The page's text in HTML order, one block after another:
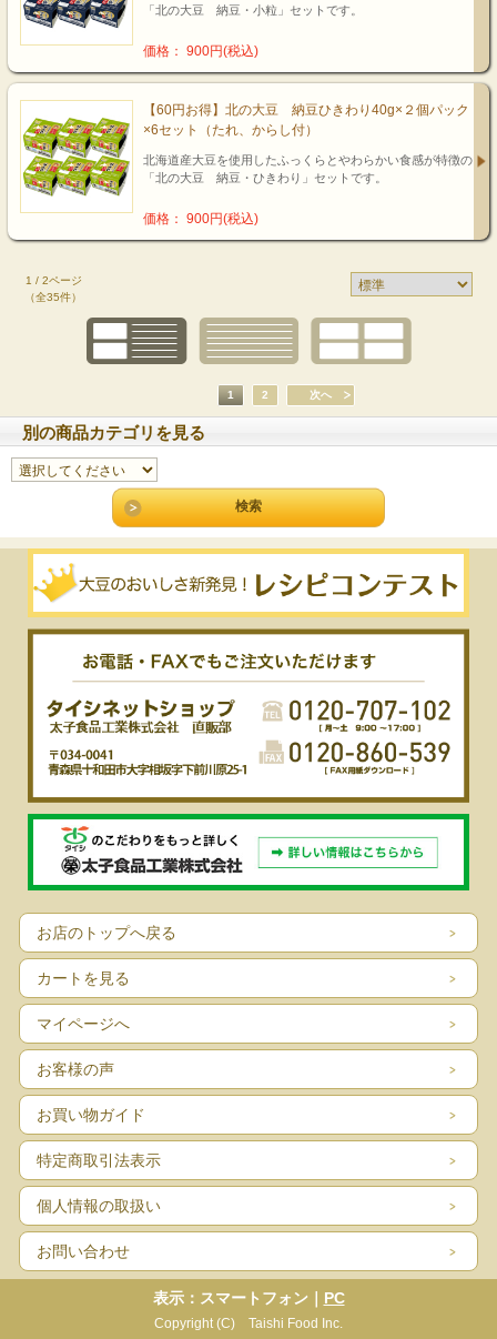
「北の大豆 納豆・小粒」セットです。
価格： 900円(税込)
【60円お得】北の大豆 納豆ひきわり40g×２個パック
×6セット（たれ、からし付）
北海道産大豆を使用したふっくらとやわらかい食感が特徴の
「北の大豆 納豆・ひきわり」セットです。
価格： 900円(税込)
1 / 2ページ
（全35件）
1 2 次へ
別の商品カテゴリを見る
お店のトップへ戻る
カートを見る
マイページへ
お客様の声
お買い物ガイド
特定商取引法表示
個人情報の取扱い
お問い合わせ
表示：スマートフォン｜ PC
Copyright (C) Taishi Food Inc.